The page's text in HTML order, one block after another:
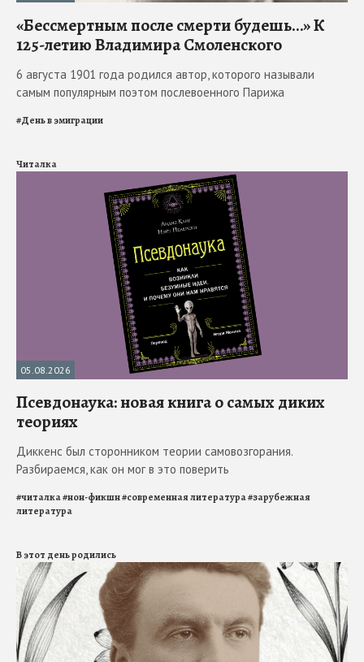
«Бессмертным после смерти будешь…» К
125-летию Владимира Смоленского
6 августа 1901 года родился автор, которого называли
самым популярным поэтом послевоенного Парижа
#День в эмиграции
Читалка
05.08.2026
Псевдонаука: новая книга о самых диких
теориях
Диккенс был сторонником теории самовозгорания.
Разбираемся, как он мог в это поверить
#читалка#нон-фикшн#современная литература#зарубежная
литература
В этот день родились